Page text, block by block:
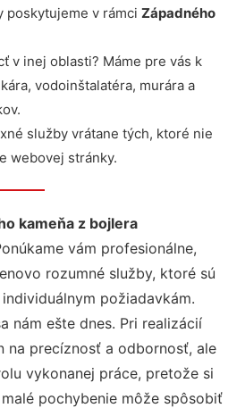
poskytujeme v rámci Západného
v inej oblasti? Máme pre vás k
vodoinštalatéra, murára a
služby vrátane tých, ktoré nie
webovej stránky.
kameňa z bojlera
vám profesionálne,
rozumné služby, ktoré sú
požiadavkám.
nám ešte dnes. Pri realizácií
na precíznosť a odbornosť, ale
vykonanej práce, pretože si
pochybenie môže spôsobiť